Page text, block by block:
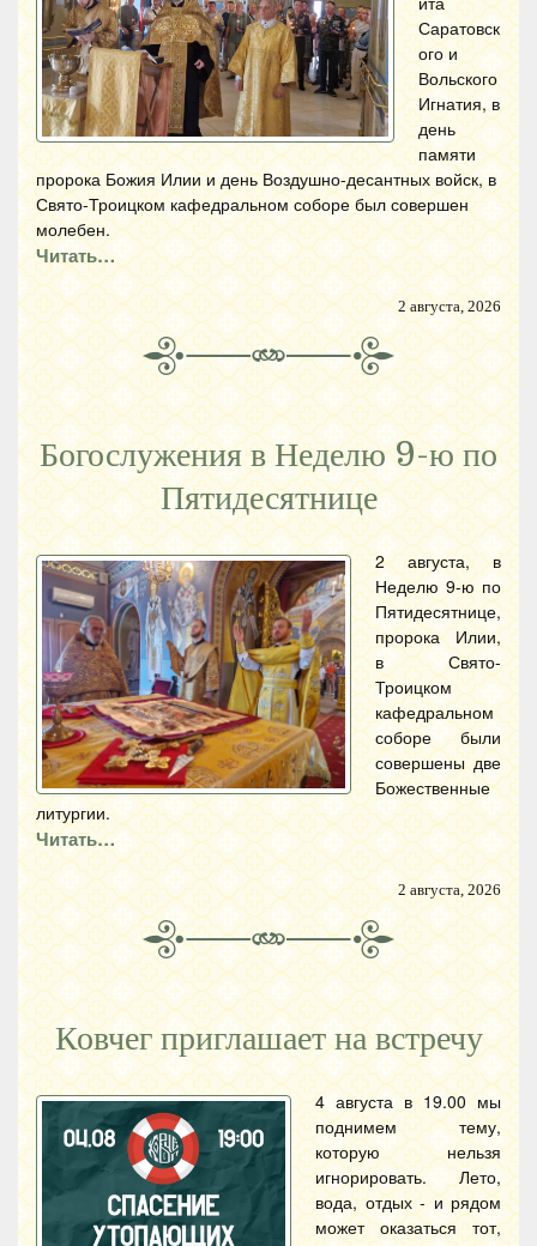
Саратовск
ого и
Вольского
Игнатия, в
день
памяти
пророка Божия Илии и день Воздушно-десантных войск, в
Свято-Троицком кафедральном соборе был совершен
молебен.
Читать…
2 августа, 2026
Богослужения в Неделю 9-ю по
Пятидесятнице
2 августа, в
Неделю 9-ю по
Пятидесятнице,
пророка Илии,
в Свято-
Троицком
кафедральном
соборе были
совершены две
Божественные
литургии.
Читать…
2 августа, 2026
Ковчег приглашает на встречу
4 августа в 19.00 мы
поднимем тему,
которую нельзя
игнорировать. Лето,
вода, отдых - и рядом
может оказаться тот,